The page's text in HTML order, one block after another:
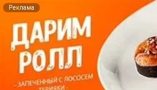
Реклама